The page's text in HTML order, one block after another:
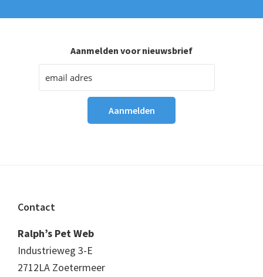
Aanmelden voor nieuwsbrief
Footer
Contact
Ralph’s Pet Web
Industrieweg 3-E
2712LA Zoetermeer